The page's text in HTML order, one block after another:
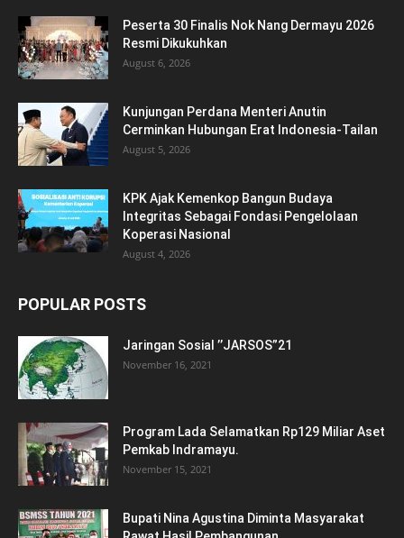
Peserta 30 Finalis Nok Nang Dermayu 2026
Resmi Dikukuhkan
August 6, 2026
Kunjungan Perdana Menteri Anutin
Cerminkan Hubungan Erat Indonesia-Tailan
August 5, 2026
KPK Ajak Kemenkop Bangun Budaya
Integritas Sebagai Fondasi Pengelolaan
Koperasi Nasional
August 4, 2026
POPULAR POSTS
Jaringan Sosial ’’JARSOS”21
November 16, 2021
Program Lada Selamatkan Rp129 Miliar Aset
Pemkab Indramayu.
November 15, 2021
Bupati Nina Agustina Diminta Masyarakat